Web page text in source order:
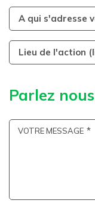
A qui s'adresse
Parlez
VOTRE MESSAGE